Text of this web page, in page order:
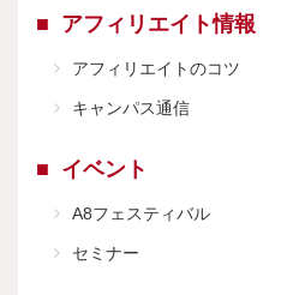
アフィリエイト情報
アフィリエイトのコツ
キャンパス通信
イベント
A8フェスティバル
セミナー